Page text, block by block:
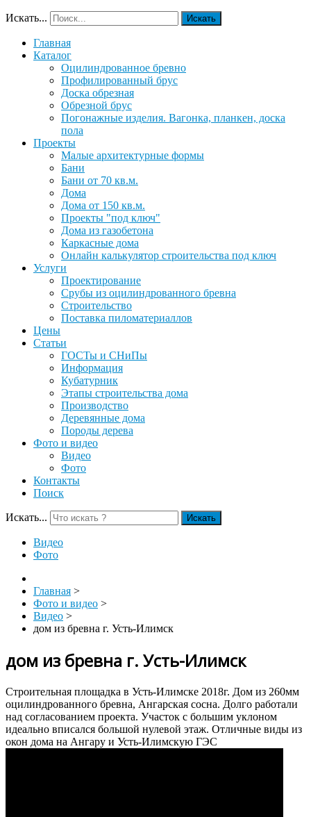
Искать... Искать
Главная
Каталог
Оцилиндрованное бревно
Профилированный брус
Доска обрезная
Обрезной брус
Погонажные изделия. Вагонка, планкен, доска
пола
Проекты
Малые архитектурные формы
Бани
Бани от 70 кв.м.
Дома
Дома от 150 кв.м.
Проекты "под ключ"
Дома из газобетона
Каркасные дома
Онлайн калькулятор строительства под ключ
Услуги
Проектирование
Срубы из оцилиндрованного бревна
Строительство
Поставка пиломатериаллов
Цены
Статьи
ГОСТы и СНиПы
Информация
Кубатурник
Этапы строительства дома
Производство
Деревянные дома
Породы дерева
Фото и видео
Видео
Фото
Контакты
Поиск
Искать... Искать
Видео
Фото
Главная >
Фото и видео >
Видео >
дом из бревна г. Усть-Илимск
дом из бревна г. Усть-Илимск
Строительная площадка в Усть-Илимске 2018г. Дом из 260мм
оцилиндрованного бревна, Ангарская сосна. Долго работали
над согласованием проекта. Участок с большим уклоном
идеально вписался большой нулевой этаж. Отличные виды из
окон дома на Ангару и Усть-Илимскую ГЭС